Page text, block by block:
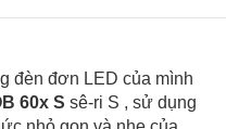
đèn đơn LED của mình
60x S sê-ri S , sử dụng